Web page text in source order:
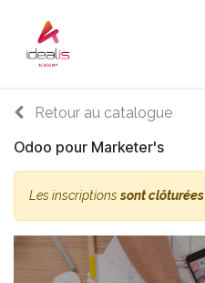
Retour au catalogue
Odoo pour Marketer's
Les inscriptionssont clôturées